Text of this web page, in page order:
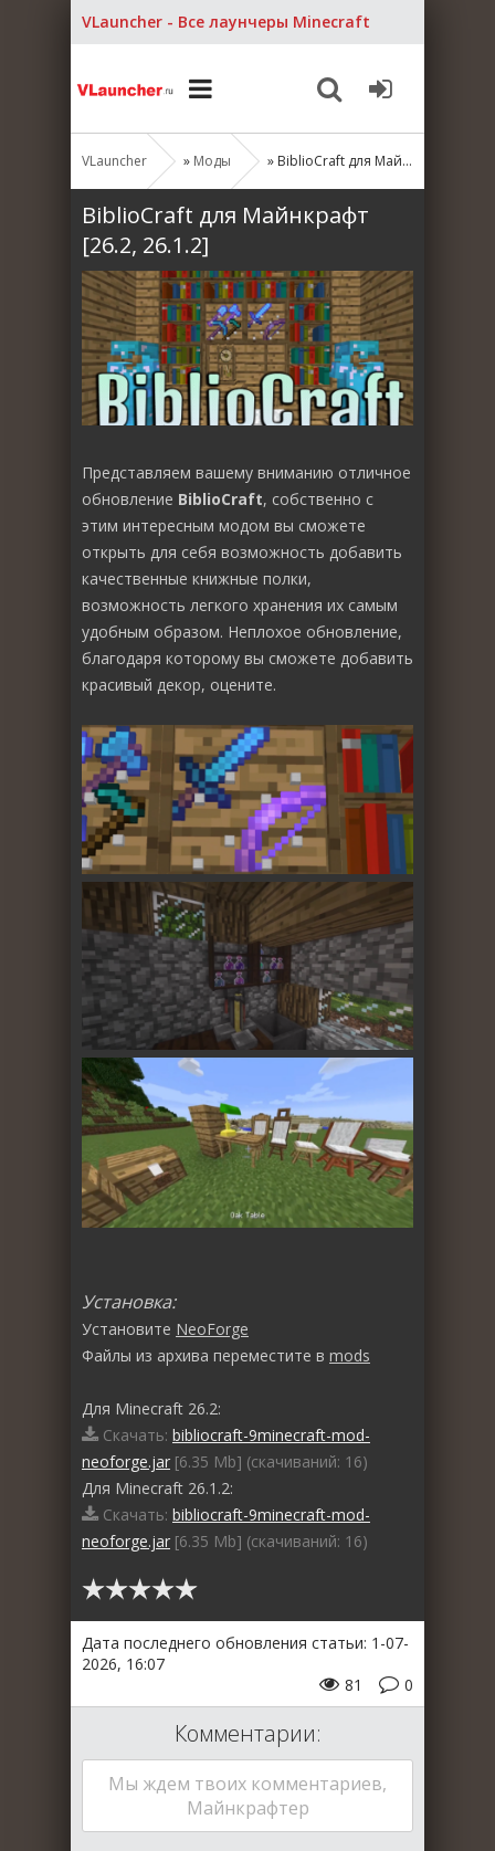
VLauncher - Все лаунчеры Minecraft
VLauncher » Моды » BiblioCraft для Майнкрафт [26.2, 26.1.2]
BiblioCraft для Майнкрафт
[26.2, 26.1.2]
Представляем вашему вниманию отличное
обновление BiblioCraft, собственно с
этим интересным модом вы сможете
открыть для себя возможность добавить
качественные книжные полки,
возможность легкого хранения их самым
удобным образом. Неплохое обновление,
благодаря которому вы сможете добавить
красивый декор, оцените.
Установка:
Установите NeoForge
Файлы из архива переместите в mods
Для Minecraft 26.2:
Скачать: bibliocraft-9minecraft-mod-
neoforge.jar [6.35 Mb] (cкачиваний: 16)
Для Minecraft 26.1.2:
Скачать: bibliocraft-9minecraft-mod-
neoforge.jar [6.35 Mb] (cкачиваний: 16)
Дата последнего обновления статьи: 1-07-
2026, 16:07
0
81
Комментарии:
Мы ждем твоих комментариев,
Майнкрафтер